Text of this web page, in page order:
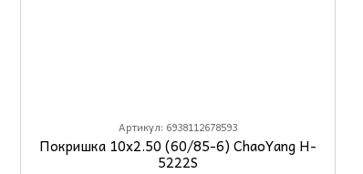
Артикул: 6938112678593
Покришка 10x2.50 (60/85-6) ChaoYang H-
5222S